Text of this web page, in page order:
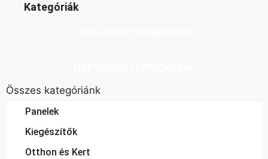
Kategóriák
Összes kategóriánk
Panelek
Kiegészítők
Otthon és Kert